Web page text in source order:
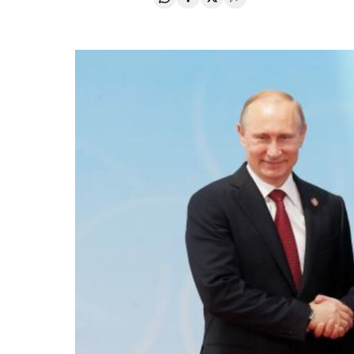
Compartir en Whatsapp
Compartir en Facebook
Compartir en Twitter
Desplegar Redes